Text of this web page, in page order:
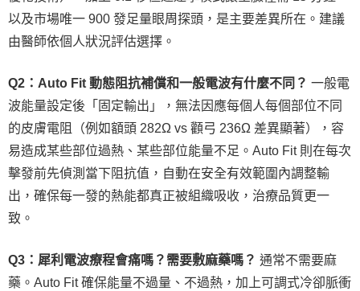
以及市場唯一 900 發足量眼周探頭，是主要差異所在。建議
由醫師依個人狀況評估選擇。
Q2：Auto Fit 動態阻抗補償和一般電波有什麼不同？ 一般電
波能量設定後「固定輸出」，無法因應每個人每個部位不同
的皮膚電阻（例如額頭 282Ω vs 顴弓 236Ω 差異顯著），容
易造成某些部位過熱、某些部位能量不足。Auto Fit 則在每次
擊發前先偵測當下阻抗值，自動在安全有效範圍內調整輸
出，確保每一發的熱能都真正被組織吸收，治療品質更一
致。
Q3：犀利電波療程會痛嗎？需要敷麻藥嗎？ 通常不需要麻
藥。Auto Fit 確保能量不過量、不過熱，加上可調式冷卻脈衝